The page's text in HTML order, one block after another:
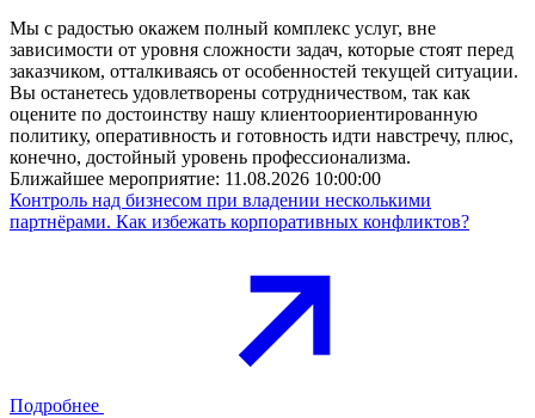
Мы с радостью окажем полный комплекс услуг, вне
зависимости от уровня сложности задач, которые стоят перед
заказчиком, отталкиваясь от особенностей текущей ситуации.
Вы останетесь удовлетворены сотрудничеством, так как
оцените по достоинству нашу клиентоориентированную
политику, оперативность и готовность идти навстречу, плюс,
конечно, достойный уровень профессионализма.
Ближайшее мероприятие: 11.08.2026 10:00:00
Контроль над бизнесом при владении несколькими
партнёрами. Как избежать корпоративных конфликтов?
Подробнее